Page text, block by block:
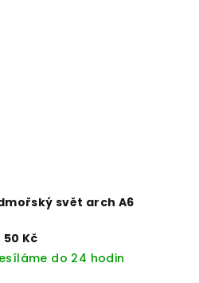
svět arch A6
50 Kč
do 24 hodin